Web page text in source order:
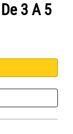
3 A 5